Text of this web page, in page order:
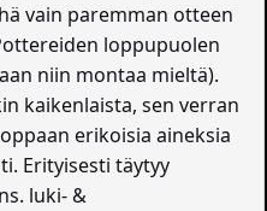
vain paremman otteen
loppupuolen
niin montaa mieltä).
kaikenlaista, sen verran
erikoisia aineksia
Erityisesti täytyy
luki- &